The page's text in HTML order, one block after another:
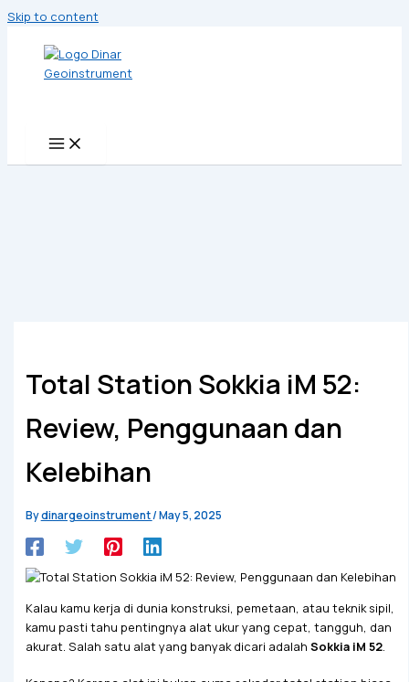
Skip to content
Total Station Sokkia iM 52:
Review, Penggunaan dan
Kelebihan
Bydinargeoinstrument/May 5, 2025
Kalau kamu kerja di dunia konstruksi, pemetaan, atau teknik sipil,
kamu pasti tahu pentingnya alat ukur yang cepat, tangguh, dan
akurat. Salah satu alat yang banyak dicari adalah Sokkia iM 52.